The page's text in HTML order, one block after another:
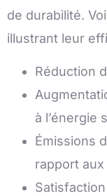
de durabilité.
illustrant leur
Réduction
à l’énergie
Émissions
rapport